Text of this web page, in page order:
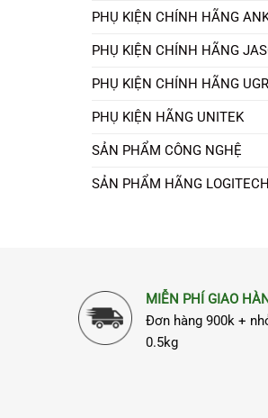
PHỤ KIỆN CHÍNH HÃNG
PHỤ KIỆN CHÍNH HÃNG
PHỤ KIỆN CHÍNH HÃNG
PHỤ KIỆN HÃNG UNITEK
SẢN PHẨM CÔNG NGHỆ
SẢN PHẨM HÃNG LOGITECH
MIỄN PHÍ GIAO
Đơn hàng 900k +
0.5kg